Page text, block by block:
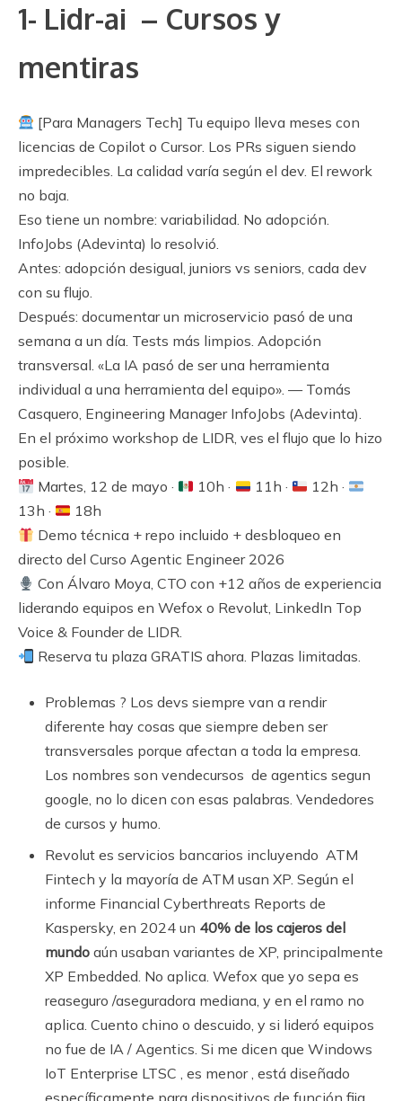
1- Lidr-ai – Cursos y
mentiras
[Para Managers Tech] Tu equipo lleva meses con
licencias de Copilot o Cursor. Los PRs siguen siendo
impredecibles. La calidad varía según el dev. El rework
no baja.
Eso tiene un nombre: variabilidad. No adopción.
InfoJobs (Adevinta) lo resolvió.
Antes: adopción desigual, juniors vs seniors, cada dev
con su flujo.
Después: documentar un microservicio pasó de una
semana a un día. Tests más limpios. Adopción
transversal. «La IA pasó de ser una herramienta
individual a una herramienta del equipo». — Tomás
Casquero, Engineering Manager InfoJobs (Adevinta).
En el próximo workshop de LIDR, ves el flujo que lo hizo
posible.
Martes, 12 de mayo ·
10h · 11h ·
12h ·
13h ·
18h
Demo técnica + repo incluido + desbloqueo en
directo del Curso Agentic Engineer 2026
Con Álvaro Moya, CTO con +12 años de experiencia
liderando equipos en Wefox o Revolut, LinkedIn Top
Voice & Founder de LIDR.
​ Reserva tu plaza GRATIS ahora. Plazas limitadas.
Problemas ? Los devs siempre van a rendir
diferente hay cosas que siempre deben ser
transversales porque afectan a toda la empresa.
Los nombres son vendecursos de agentics segun
google, no lo dicen con esas palabras. Vendedores
de cursos y humo.
Revolut es servicios bancarios incluyendo ATM
Fintech y la mayoría de ATM usan XP. Según el
informe Financial Cyberthreats Reports de
Kaspersky, en 2024 un 40% de los cajeros del
mundo aún usaban variantes de XP, principalmente
XP Embedded. No aplica. Wefox que yo sepa es
reaseguro /aseguradora mediana, y en el ramo no
aplica. Cuento chino o descuido, y si lideró equipos
no fue de IA / Agentics. Si me dicen que Windows
IoT Enterprise LTSC , es menor , está diseñado